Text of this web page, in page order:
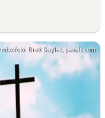
Brett Sayles, pexels.com